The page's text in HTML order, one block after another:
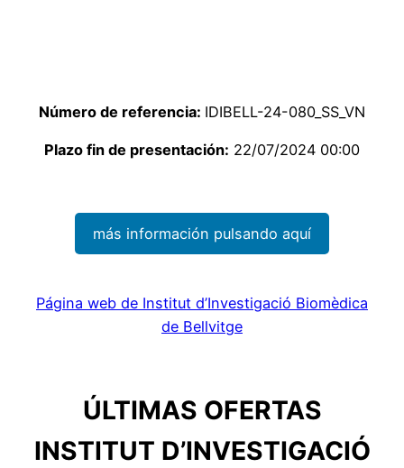
Número de referencia: IDIBELL-24-080_SS_VN
Plazo fin de presentación: 22/07/2024 00:00
más información pulsando aquí
Página web de Institut d’Investigació Biomèdica
de Bellvitge
ÚLTIMAS OFERTAS
INSTITUT D’INVESTIGACIÓ